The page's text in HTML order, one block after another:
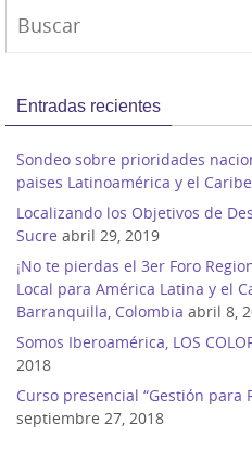
Entradas recientes
Sondeo sobre prioridades
paises Latinoamérica y el Caribe
Localizando los Objetivos de
Sucre abril 29, 2019
¡No te pierdas el 3er Foro
Local para América Latina y el
Barranquilla, Colombia abril 8,
Somos Iberoamérica, LOS
2018
Curso presencial “Gestión para
septiembre 27, 2018